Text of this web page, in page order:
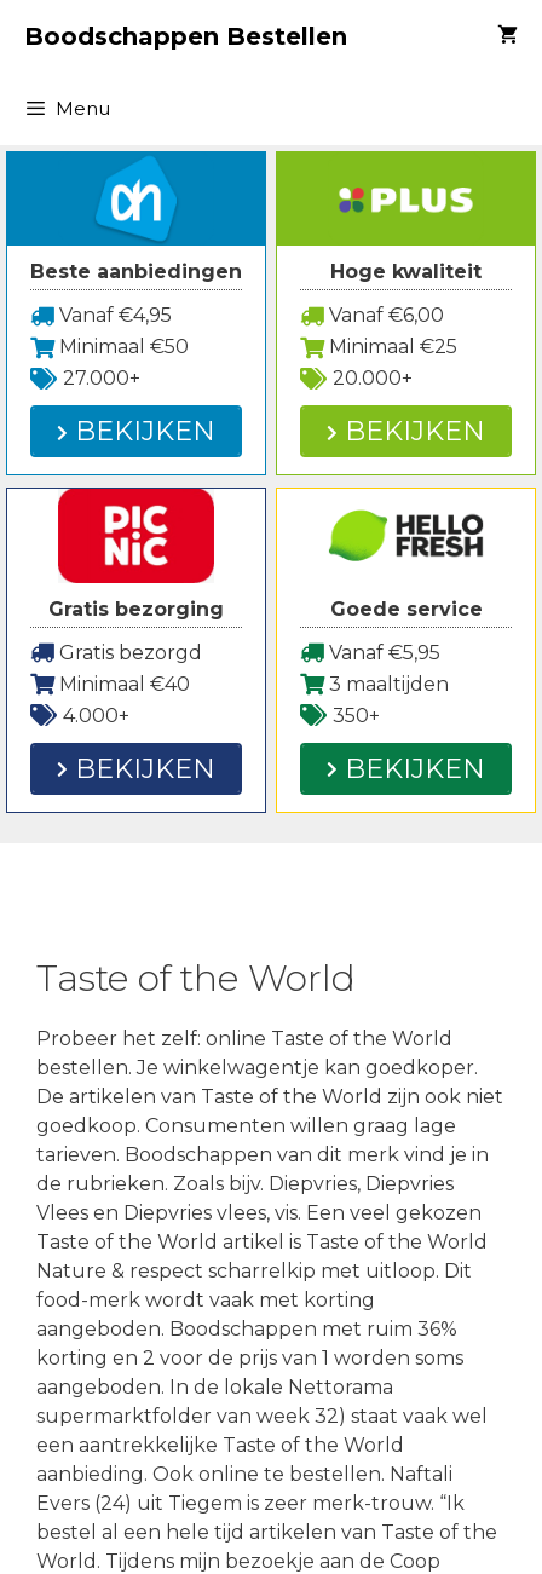
naarBoodschappen Bestellen
Menu
Beste aanbiedingen
Vanaf €4,95
Minimaal €50
27.000+
BEKIJKEN
Hoge kwaliteit
Vanaf €6,00
Minimaal €25
20.000+
BEKIJKEN
Gratis bezorging
Gratis bezorgd
Minimaal €40
4.000+
BEKIJKEN
Goede service
Vanaf €5,95
3 maaltijden
350+
BEKIJKEN
Taste of the World
Probeer het zelf: online Taste of the World
bestellen. Je winkelwagentje kan goedkoper.
De artikelen van Taste of the World zijn ook niet
goedkoop. Consumenten willen graag lage
tarieven. Boodschappen van dit merk vind je in
de rubrieken. Zoals bijv. Diepvries, Diepvries
Vlees en Diepvries vlees, vis. Een veel gekozen
Taste of the World artikel is Taste of the World
Nature & respect scharrelkip met uitloop. Dit
food-merk wordt vaak met korting
aangeboden. Boodschappen met ruim 36%
korting en 2 voor de prijs van 1 worden soms
aangeboden. In de lokale Nettorama
supermarktfolder van week 32) staat vaak wel
een aantrekkelijke Taste of the World
aanbieding. Ook online te bestellen. Naftali
Evers (24) uit Tiegem is zeer merk-trouw. “Ik
bestel al een hele tijd artikelen van Taste of the
World. Tijdens mijn bezoekje aan de Coop